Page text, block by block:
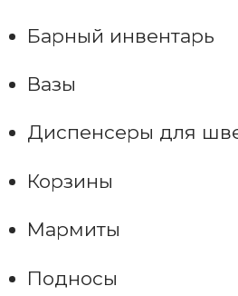
Барный инвентарь
Вазы
Диспенсеры для
Корзины
Мармиты
Подносы